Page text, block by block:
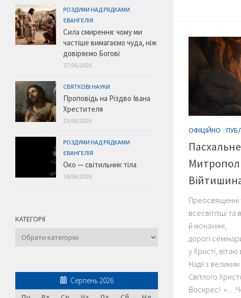
ОФІЦІЙНО /
Преосвященні
всесвітліші
й монахині,
дорогі
у Христі,
Надії з
Світлого
Воскрес!
РОЗДУМИ НАД РЯДКАМИ
ЄВАНГЕЛІЯ
Сила смирення: чому ми
частіше вимагаємо чуда, ніж
довіряємо Богові
27/06/2026
СВЯТКОВІ НАУКИ
Проповідь на Різдво Івана
Хрестителя
23/06/2026
РОЗДУМИ НАД РЯДКАМИ
ЄВАНГЕЛІЯ
Око — світильник тіла
18/06/2026
КАТЕГОРІЇ
Категорії
Серпень 2026